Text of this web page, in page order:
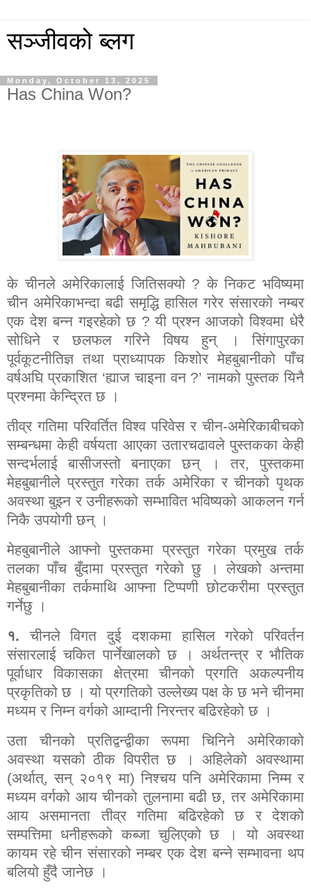
सञ्जीवको ब्लग
Monday, October 13, 2025
Has China Won?
के चीनले अमेरिकालाई जितिसक्यो ?के निकट भविष्यमा
चीन अमेरिकाभन्दा बढी समृद्धि हासिल गरेर संसारको नम्बर
एक देश बन्न गइरहेको छ ?यी प्रश्न आजको विश्वमा धेरै
सोधिने र छलफल गरिने विषय हुन् । सिंगापुरका
पूर्वकूटनीतिज्ञ तथा प्राध्यापक किशोर मेहबुबानीको पाँच
वर्षअघि प्रकाशित ‘ह्याज चाइना वन ?’नामको पुस्तक यिनै
प्रश्नमा केन्द्रित छ ।
तीव्र गतिमा परिवर्तित विश्व परिवेस र चीन-अमेरिकाबीचको
सम्बन्धमा केही वर्षयता आएका उतारचढावले पुस्तकका केही
सन्दर्भलाई बासीजस्तो बनाएका छन् । तर,पुस्तकमा
मेहबुबानीले प्रस्तुत गरेका तर्क अमेरिका र चीनको पृथक
अवस्था बुझ्न र उनीहरूको सम्भावित भविष्यको आकलन गर्न
निकै उपयोगी छन् ।
मेहबुबानीले आफ्नो पुस्तकमा प्रस्तुत गरेका प्रमुख तर्क
तलका पाँच बुँदामा प्रस्तुत गरेको छु । लेखको अन्तमा
मेहबुबानीका तर्कमाथि आफ्ना टिप्पणी छोटकरीमा प्रस्तुत
गर्नेछु ।
१.
चीनले विगत दुई दशकमा हासिल गरेको परिवर्तन
संसारलाई चकित पार्नेखालको छ । अर्थतन्त्र र भौतिक
पूर्वाधार विकासका क्षेत्रमा चीनको प्रगति अकल्पनीय
प्रकृतिको छ । यो प्रगतिको उल्लेख्य पक्ष के छ भने चीनमा
मध्यम र निम्न वर्गको आम्दानी निरन्तर बढिरहेको छ ।
उता चीनको प्रतिद्वन्द्वीका रूपमा चिनिने अमेरिकाको
अवस्था यसको ठीक विपरीत छ । अहिलेको अवस्थामा
(अर्थात्,सन् २०१९ मा) निश्चय पनि अमेरिकामा निम्म र
मध्यम वर्गको आय चीनको तुलनामा बढी छ,तर अमेरिकामा
आय असमानता तीव्र गतिमा बढिरहेको छ र देशको
सम्पत्तिमा धनीहरूको कब्जा चुलिएको छ । यो अवस्था
कायम रहे चीन संसारको नम्बर एक देश बन्ने सम्भावना थप
बलियो हुँदै जानेछ ।